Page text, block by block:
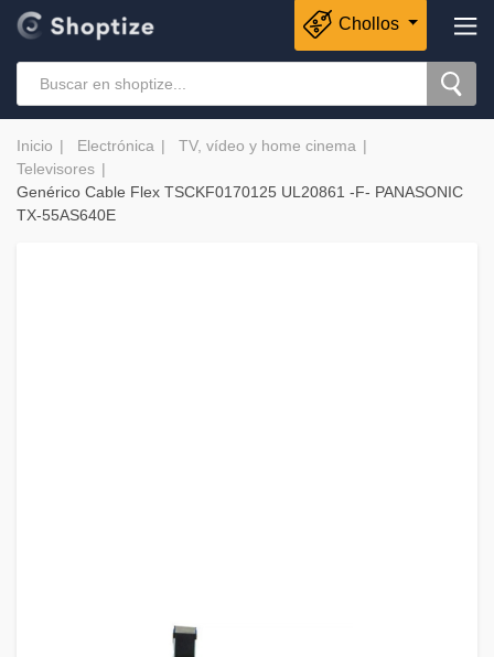
Chollos
Inicio Electrónica
TV, vídeo y home cinema
Televisores
Genérico Cable Flex TSCKF0170125 UL20861 -F- PANASONIC
TX-55AS640E